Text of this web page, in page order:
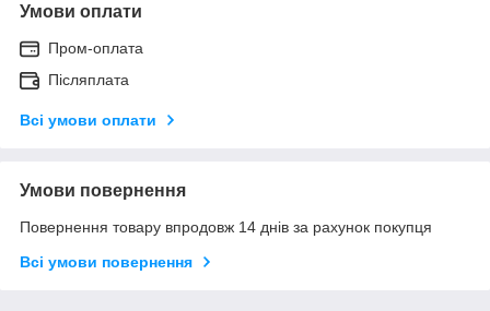
Умови оплати
Пром-оплата
Післяплата
Всі умови оплати
Умови повернення
Повернення товару впродовж 14 днів за рахунок покупця
Всі умови повернення